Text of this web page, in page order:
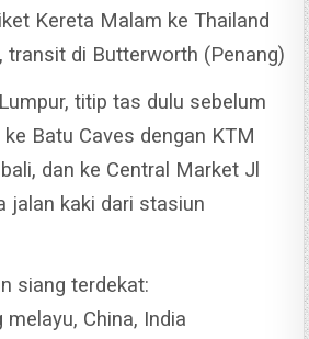
Kereta Malam ke Thailand
transit di Butterworth (Penang)
titip tas dulu sebelum
Batu Caves dengan KTM
dan ke Central Market Jl
jalan kaki dari stasiun
siang terdekat:
China, India